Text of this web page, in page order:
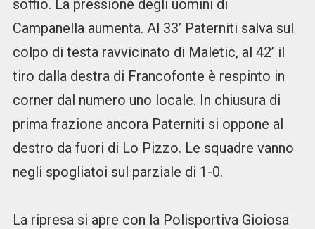
soffio. La pressione degli uomini di
Campanella aumenta. Al 33’ Paterniti salva sul
colpo di testa ravvicinato di Maletic, al 42’ il
tiro dalla destra di Francofonte è respinto in
corner dal numero uno locale. In chiusura di
prima frazione ancora Paterniti si oppone al
destro da fuori di Lo Pizzo. Le squadre vanno
negli spogliatoi sul parziale di 1-0.
La ripresa si apre con la Polisportiva Gioiosa